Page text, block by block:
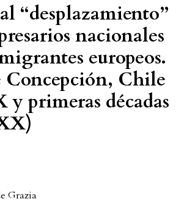
“desplazamiento”
nacionales
europeos.
Concepción, Chile
primeras décadas
Grazia